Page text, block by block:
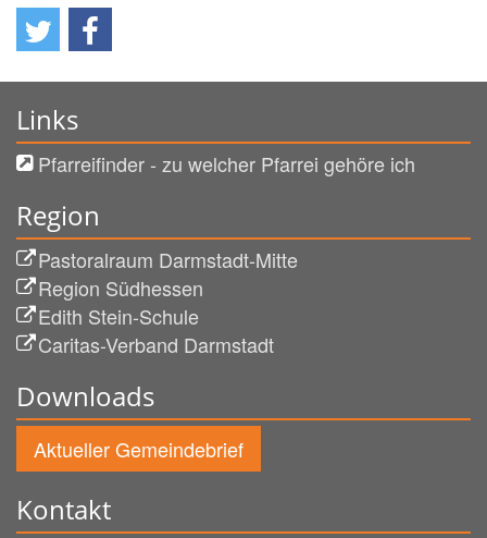
Links
Pfarreifinder - zu welcher Pfarrei gehöre ich
Region
Pastoralraum Darmstadt-Mitte
Region Südhessen
Edith Stein-Schule
Caritas-Verband Darmstadt
Downloads
Aktueller Gemeindebrief
Kontakt